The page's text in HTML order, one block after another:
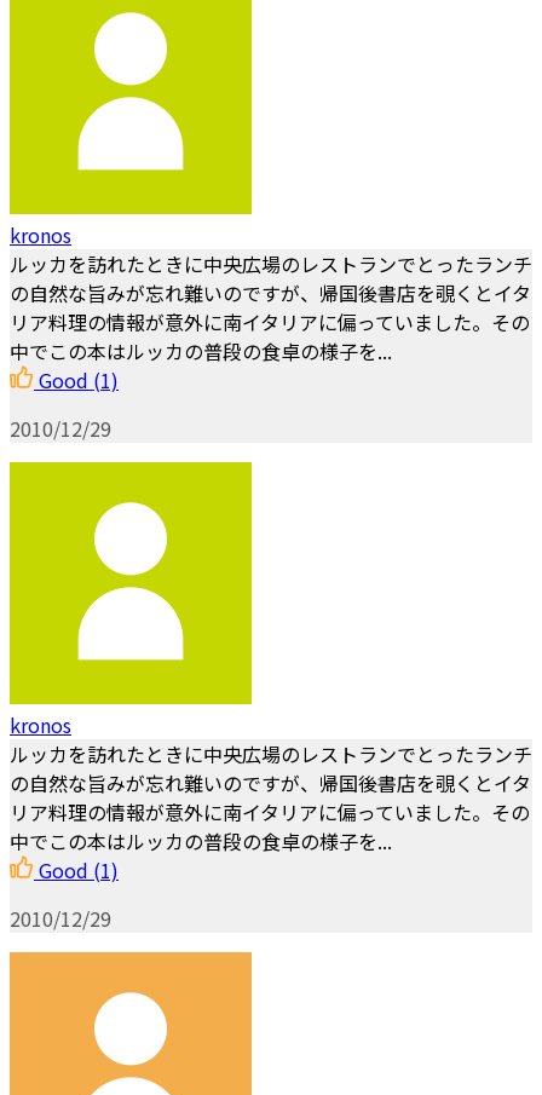
kronos
ルッカを訪れたときに中央広場のレストランでとったランチ
の自然な旨みが忘れ難いのですが、帰国後書店を覗くとイタ
リア料理の情報が意外に南イタリアに偏っていました。その
中でこの本はルッカの普段の食卓の様子を...
Good (1)
2010/12/29
kronos
ルッカを訪れたときに中央広場のレストランでとったランチ
の自然な旨みが忘れ難いのですが、帰国後書店を覗くとイタ
リア料理の情報が意外に南イタリアに偏っていました。その
中でこの本はルッカの普段の食卓の様子を...
Good (1)
2010/12/29